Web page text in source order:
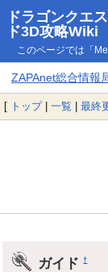
ドラゴンクエ
ド3D攻略Wiki
このページでは「
ZAPAnet総合情報
[ トップ| 一覧 | 最終
ガイド†